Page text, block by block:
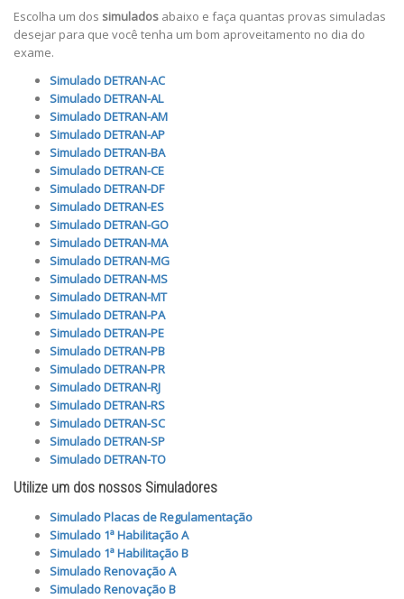
Escolha um dos simulados abaixo e faça quantas provas simuladas
desejar para que você tenha um bom aproveitamento no dia do
exame.
Simulado DETRAN-AC
Simulado DETRAN-AL
Simulado DETRAN-AM
Simulado DETRAN-AP
Simulado DETRAN-BA
Simulado DETRAN-CE
Simulado DETRAN-DF
Simulado DETRAN-ES
Simulado DETRAN-GO
Simulado DETRAN-MA
Simulado DETRAN-MG
Simulado DETRAN-MS
Simulado DETRAN-MT
Simulado DETRAN-PA
Simulado DETRAN-PE
Simulado DETRAN-PB
Simulado DETRAN-PR
Simulado DETRAN-RJ
Simulado DETRAN-RS
Simulado DETRAN-SC
Simulado DETRAN-SP
Simulado DETRAN-TO
Utilize um dos nossos Simuladores
Simulado Placas de Regulamentação
Simulado 1ª Habilitação A
Simulado 1ª Habilitação B
Simulado Renovação A
Simulado Renovação B